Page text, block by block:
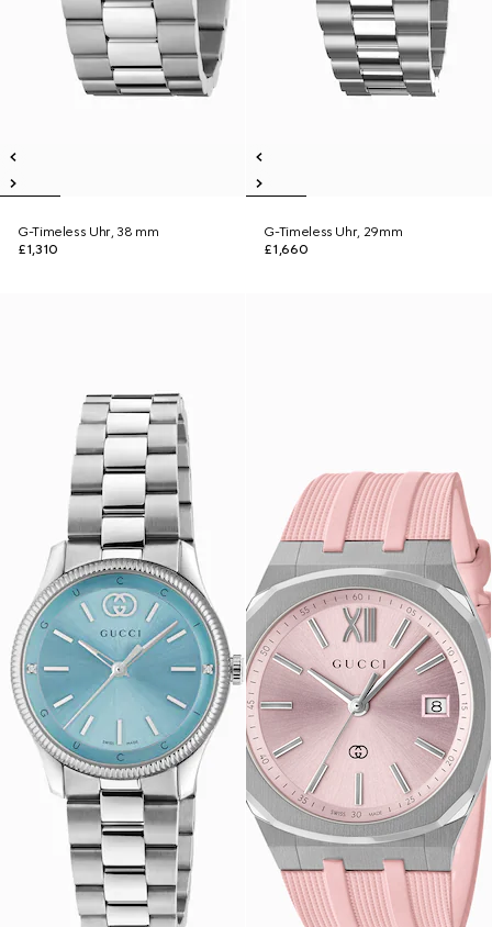
G-Timeless Uhr, 38 mm
£1,310
G-Timeless Uhr, 29mm
£1,660